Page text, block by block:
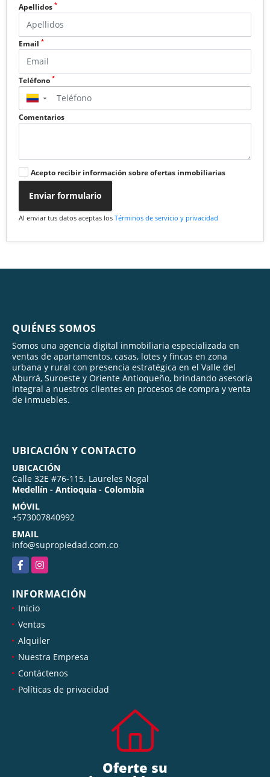
Apellidos *
Email *
Teléfono *
▼
Comentarios
Acepto recibir información sobre ofertas inmobiliarias
Enviar formulario
Al enviar tus datos aceptas los Términos de servicio y privacidad
QUIÉNES SOMOS
Somos una agencia digital inmobiliaria especializada en
ventas de apartamentos, casas, lotes y fincas en zona
urbana y rural con presencia estratégica en el Valle del
Aburrá, Suroeste y Oriente Antioqueño, brindando asesoría
integral a nuestros clientes en procesos de compra y venta
de inmuebles.
UBICACIÓN Y CONTACTO
UBICACIÓN
Calle 32E #76-115. Laureles Nogal
Medellín - Antioquia - Colombia
MÓVIL
+573007840992
EMAIL
info@supropiedad.com.co
FacebookInstagram
INFORMACIÓN
Inicio
Ventas
Alquiler
Nuestra Empresa
Contáctenos
Políticas de privacidad
Oferte su